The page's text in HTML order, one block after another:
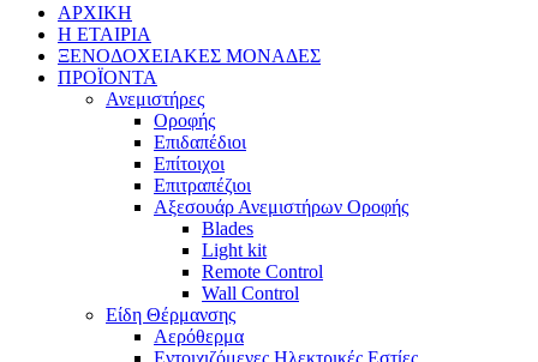
ΑΡΧΙΚΗ
Η ΕΤΑΙΡΙΑ
ΞΕΝΟΔΟΧΕΙΑΚΕΣ ΜΟΝΑΔΕΣ
ΠΡΟΪΟΝΤΑ
Ανεμιστήρες
Οροφής
Επιδαπέδιοι
Επίτοιχοι
Επιτραπέζιοι
Αξεσουάρ Ανεμιστήρων Οροφής
Blades
Light kit
Remote Control
Wall Control
Είδη Θέρμανσης
Αερόθερμα
Εντοιχιζόμενες Ηλεκτρικές Εστίες